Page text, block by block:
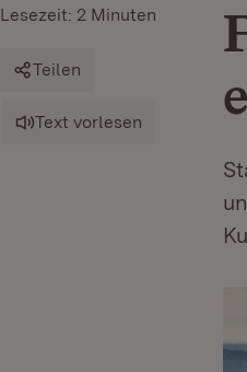
Lesezeit: 2 Minuten
Teilen
Text vorlesen